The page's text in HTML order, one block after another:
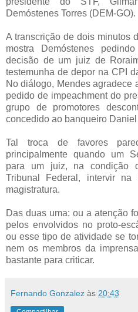
Demóstenes Torres (DEM-GO).
A transcrição de dois minutos
mostra Demóstenes
decisão de um juiz de
testemunha de depor na CPI
No diálogo, Mendes agradece
pedido de impeachment do
grupo de promotores
concedido ao banqueiro
Tal troca de favores
principalmente quando um
para um juiz, na condição
Tribunal Federal, intervir
magistratura.
Das duas uma: ou a atenção
pelos envolvidos no proto-
ou esse tipo de atividade se
nem os membros da
bastante para criticar.
Fernando Gonzalez às 20:43